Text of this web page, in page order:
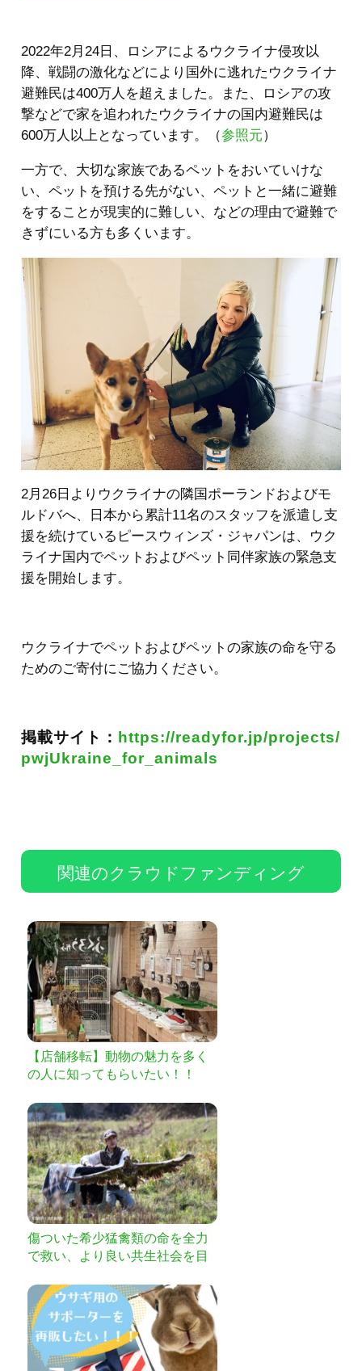
2022年2月24日、ロシアによるウクライナ侵攻以
降、戦闘の激化などにより国外に逃れたウクライナ
避難民は400万人を超えました。また、ロシアの攻
撃などで家を追われたウクライナの国内避難民は
600万人以上となっています。（参照元）
一方で、大切な家族であるペットをおいていけな
い、ペットを預ける先がない、ペットと一緒に避難
をすることが現実的に難しい、などの理由で避難で
きずにいる方も多くいます。
2月26日よりウクライナの隣国ポーランドおよびモ
ルドバへ、日本から累計11名のスタッフを派遣し支
援を続けているピースウィンズ・ジャパンは、ウク
ライナ国内でペットおよびペット同伴家族の緊急支
援を開始します。
ウクライナでペットおよびペットの家族の命を守る
ためのご寄付にご協力ください。
掲載サイト： https://readyfor.jp/projects/
pwjUkraine_for_animals
関連のクラウドファンディング
【店舗移転】動物の魅力を多く
の人に知ってもらいたい！！
傷ついた希少猛禽類の命を全力
で救い、より良い共生社会を目